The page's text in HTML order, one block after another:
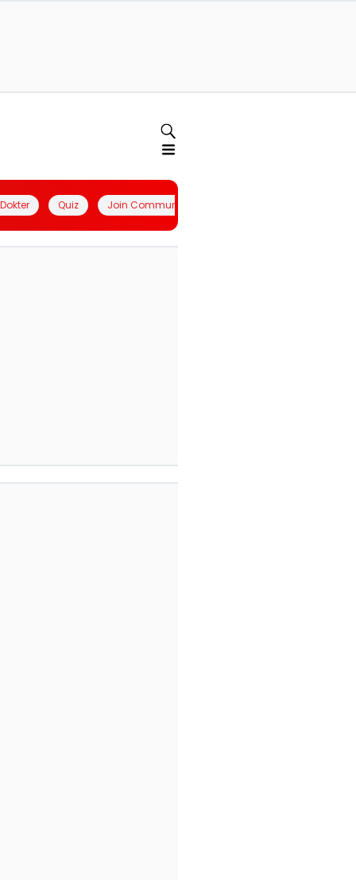
Quiz Join Community